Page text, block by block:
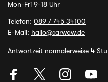
Mon-Fri 9-18 Uhr
Telefon: 089 / 745 34100
E-Mail: hallo@carwow.de
Antwortzeit normalerweise 4